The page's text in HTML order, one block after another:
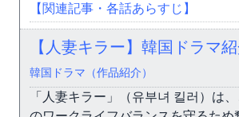
【関連記事・各話あらすじ】
【人妻キラー】韓国ドラマ
韓国ドラマ（作品紹介）
「人妻キラー」（유부녀 킬러）は